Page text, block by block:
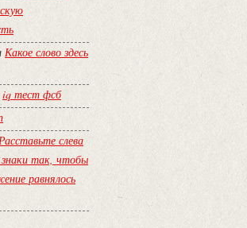
Какое слово здесь
iq тест фсб
слева
так, чтобы
равнялось